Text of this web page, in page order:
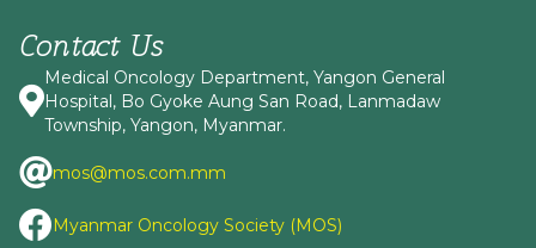
Contact Us
Medical Oncology Department, Yangon General
Hospital, Bo Gyoke Aung San Road, Lanmadaw
Township, Yangon, Myanmar.
mos@mos.com.mm
Myanmar Oncology Society (MOS)